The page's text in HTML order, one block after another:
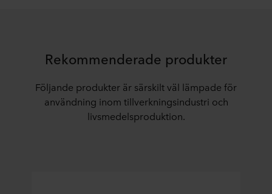
Rekommenderade produkter
Följande produkter är särskilt väl lämpade för
användning inom tillverkningsindustri och
livsmedelsproduktion.